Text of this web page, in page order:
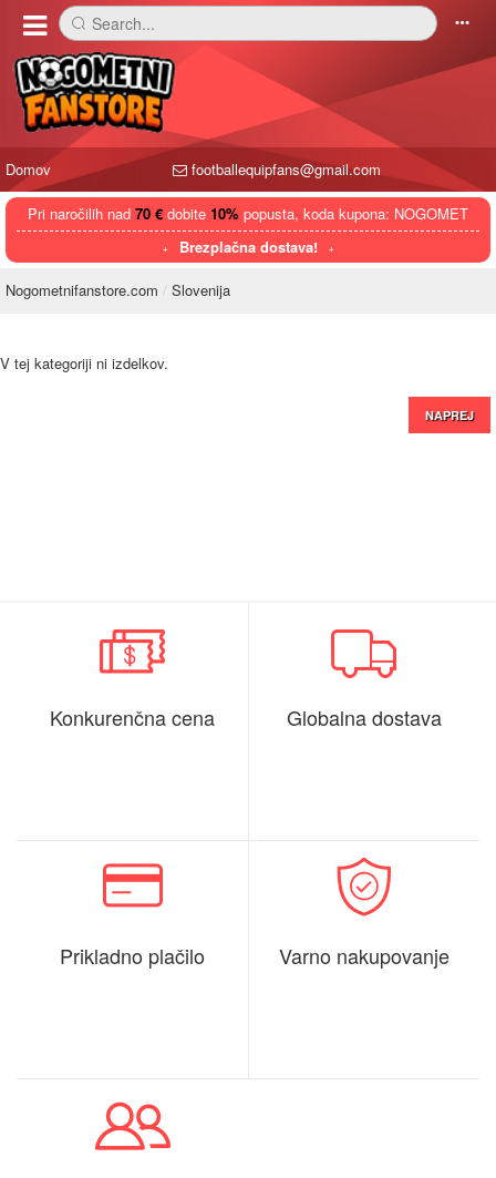
󰅼 Search... 󰄒
Domov footballequipfans@gmail.com
Pri naročilih nad 70 € dobite 10% popusta, koda kupona: NOGOMET
Brezplačna dostava!
Nogometnifanstore.com Slovenija
V tej kategoriji ni izdelkov.
NAPREJ
Konkurenčna cena Globalna dostava
Prikladno plačilo Varno nakupovanje